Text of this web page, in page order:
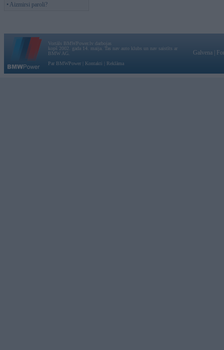
• Aizmirsi paroli?
Vortāls BMWPower.lv darbojas
kopš 2002. gada 14. maija. Tas nav auto klubs un nav saistīts ar
BMW AG.
Par BMWPower
Kontakti Reklāma
Galvena